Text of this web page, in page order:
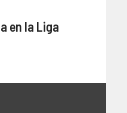
en la Liga